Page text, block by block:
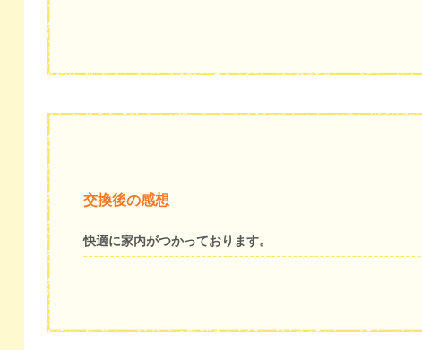
交換後の感想
快適に家内がつかっております。